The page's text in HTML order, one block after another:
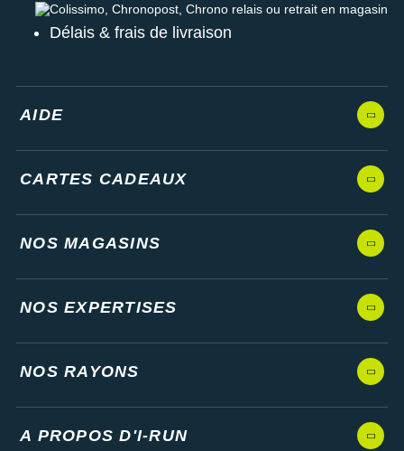
Colissimo, Chronopost, Chrono relais ou retrait en magasin
Délais & frais de livraison
AIDE
CARTES CADEAUX
NOS MAGASINS
NOS EXPERTISES
NOS RAYONS
A PROPOS D'I-RUN